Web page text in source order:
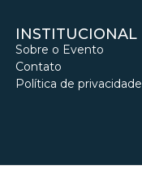
INSTITUCIONAL
Sobre o Evento
Contato
Política de privacidade